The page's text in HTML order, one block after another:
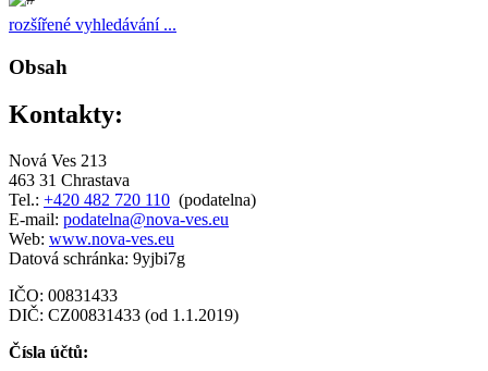
rozšířené vyhledávání ...
Obsah
Kontakty:
Nová Ves 213
463 31 Chrastava
Tel.: +420 482 720 110 (podatelna)
E-mail: podatelna@nova-ves.eu
Web: www.nova-ves.eu
Datová schránka: 9yjbi7g
IČO: 00831433
DIČ: CZ00831433 (od 1.1.2019)
Čísla účtů: